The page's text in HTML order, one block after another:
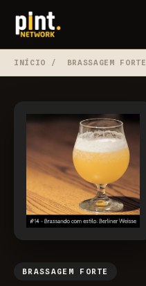
INÍCIO / BRASSAGEM FORTE
BRASSAGEM FORTE